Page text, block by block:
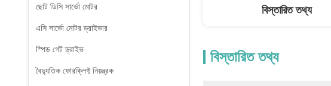
ছোট ডিসি সার্ভো মোটর
এসি সার্ভো মোটর ড্রাইভার
স্পিড গেট ড্রাইভ
বৈদ্যুতিক ফোরক্লিফ্ট নিয়ন্ত্রক
বিস্তারিত তথ্য
বিস্তারিত তথ্য